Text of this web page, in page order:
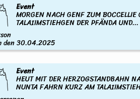
Event
MORGEN NACH GENF ZUM
TALAIIMSTIEHGEN DER PFÄNDA UND...
den 30.04.2025
Event
HEUT MIT DER HERZOGSTANDBAHN
NUNTA FAHRN KURZ AM